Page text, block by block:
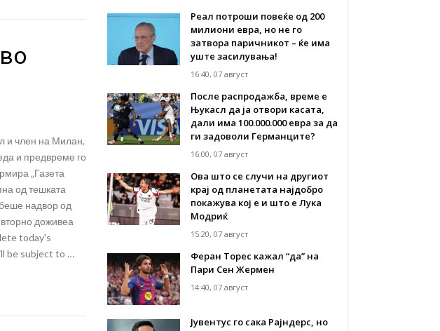
и член на Милан,
и предвреме го
„Газета
од тешката
надвор од
доживеа
today's
be subject to …
Реал потроши повеќе од 200
милиони евра, но не го
затвора паричникот – ќе има
уште засилувања!
16:40, 07 август
После распродажба, време е
Њукасл да ја отвори касата,
дали има 100.000.000 евра за да
ги задоволи Германците?
16:00, 07 август
Ова што се случи на другиот
крај од планетата најдобро
покажува кој е и што е Лука
Модриќ
15:20, 07 август
Феран Торес кажал “да” на
Пари Сен Жермен
14:40, 07 август
Јувентус го сака Рајндерс, но